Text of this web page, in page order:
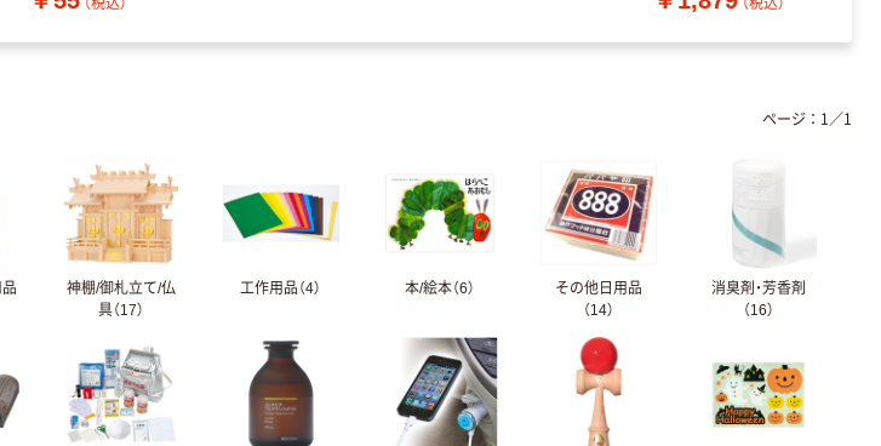
神棚/御札立て/仏
具（17）
工作用品（4） 本/絵本（6）
その他日用品
（14）
消臭剤・芳香剤
（16）
ページ： 1／1